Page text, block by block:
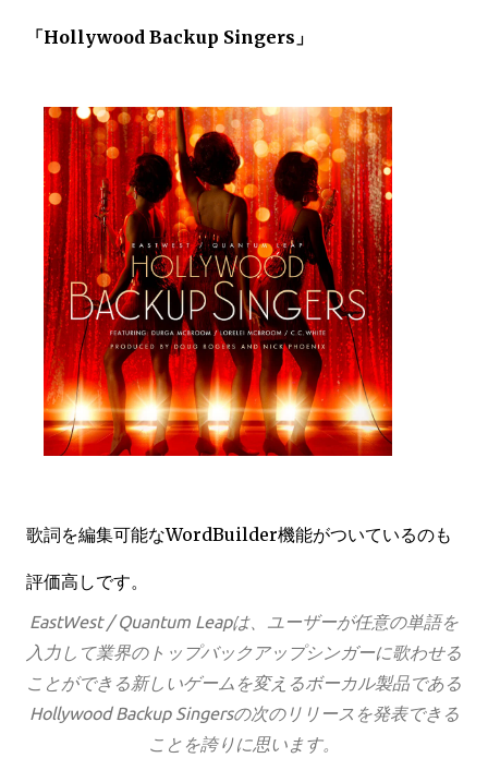
「Hollywood Backup Singers」
歌詞を編集可能なWordBuilder機能がついているのも
評価高しです。
EastWest / Quantum Leapは、ユーザーが任意の単語を
入力して業界のトップバックアップシンガーに歌わせる
ことができる新しいゲームを変えるボーカル製品である
Hollywood Backup Singersの次のリリースを発表できる
ことを誇りに思います。